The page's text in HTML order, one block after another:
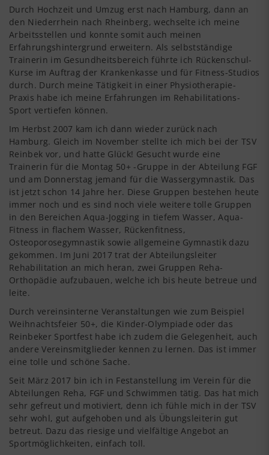
Durch Hochzeit und Umzug erst nach Hamburg, dann an
den Niederrhein nach Rheinberg, wechselte ich meine
Arbeitsstellen und konnte somit auch meinen
Erfahrungshintergrund erweitern. Als selbstständige
Trainerin im Gesundheitsbereich führte ich Rückenschul-
Kurse im Auftrag der Krankenkasse und für Fitness-Studios
durch. Durch meine Tätigkeit in einer Physiotherapie-
Praxis habe ich meine Erfahrungen im Rehabilitations-
Sport vertiefen können.
Im Herbst 2007 kam ich dann wieder zurück nach
Hamburg. Gleich im November stellte ich mich bei der TSV
Reinbek vor, und hatte Glück! Gesucht wurde eine
Trainerin für die Montag 50+ -Gruppe in der Abteilung FGF
und am Donnerstag jemand für die Wassergymnastik. Das
ist jetzt schon 14 Jahre her. Diese Gruppen bestehen heute
immer noch und es sind noch viele weitere tolle Gruppen
in den Bereichen Aqua-Jogging in tiefem Wasser, Aqua-
Fitness in flachem Wasser, Rückenfitness,
Osteoporosegymnastik sowie allgemeine Gymnastik dazu
gekommen. Im Juni 2017 trat der Abteilungsleiter
Rehabilitation an mich heran, zwei Gruppen Reha-
Orthopädie aufzubauen, welche ich bis heute betreue und
leite.
Durch vereinsinterne Veranstaltungen wie zum Beispiel
Weihnachtsfeier 50+, die Kinder-Olympiade oder das
Reinbeker Sportfest habe ich zudem die Gelegenheit, auch
andere Vereinsmitglieder kennen zu lernen. Das ist immer
eine tolle und schöne Sache.
Seit März 2017 bin ich in Festanstellung im Verein für die
Abteilungen Reha, FGF und Schwimmen tätig. Das hat mich
sehr gefreut und motiviert, denn ich fühle mich in der TSV
sehr wohl, gut aufgehoben und als Übungsleiterin gut
betreut. Dazu das riesige und vielfältige Angebot an
Sportmöglichkeiten, einfach toll.